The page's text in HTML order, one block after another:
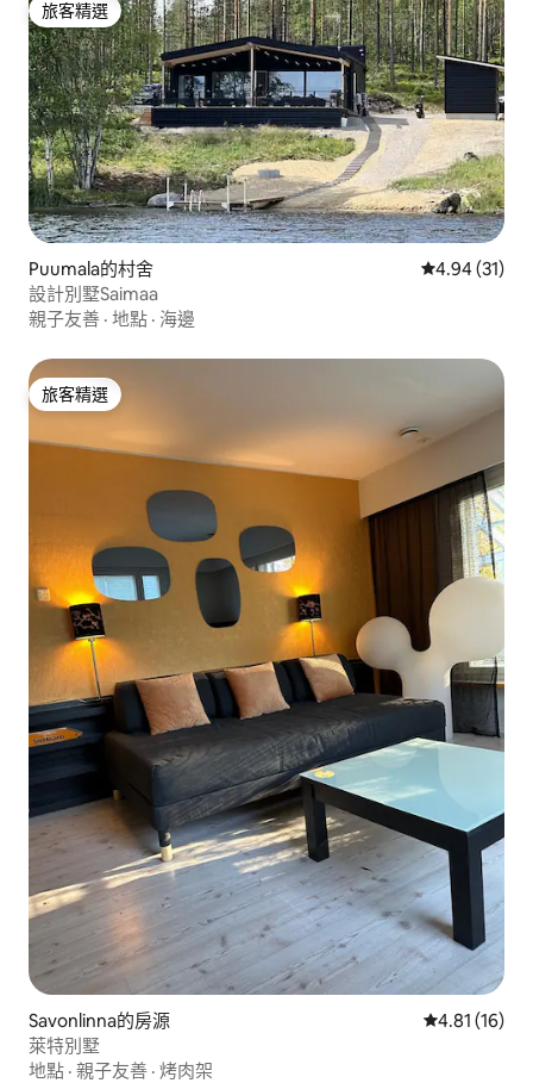
旅客精選
旅客精選
Puumala的村舍 從 31 則評價
4.94 (31)
設計別墅Saimaa
親子友善 · 地點 · 海邊
旅客精選
旅客精選
Savonlinna的房源 從 16 則評價
4.81 (16)
萊特別墅
地點 · 親子友善 · 烤肉架